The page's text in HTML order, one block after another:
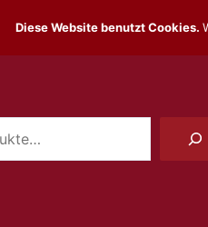
Diese Website benutzt Cookies.